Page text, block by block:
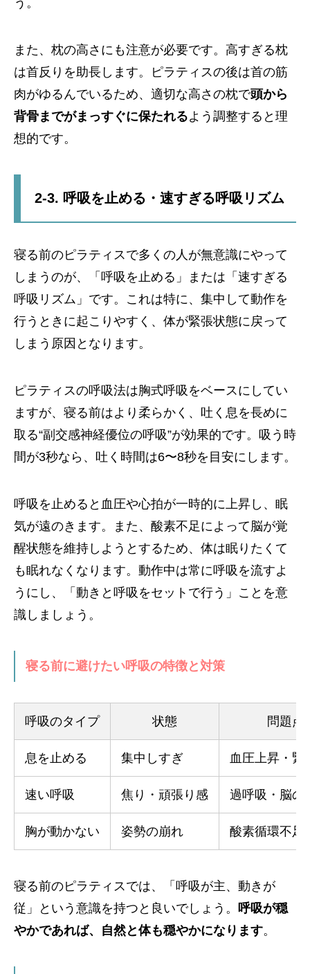
う。
また、枕の高さにも注意が必要です。高すぎる枕
は首反りを助長します。ピラティスの後は首の筋
肉がゆるんでいるため、適切な高さの枕で頭から
背骨までがまっすぐに保たれるよう調整すると理
想的です。
2-3. 呼吸を止める・速すぎる呼吸リズム
寝る前のピラティスで多くの人が無意識にやって
しまうのが、「呼吸を止める」または「速すぎる
呼吸リズム」です。これは特に、集中して動作を
行うときに起こりやすく、体が緊張状態に戻って
しまう原因となります。
ピラティスの呼吸法は胸式呼吸をベースにしてい
ますが、寝る前はより柔らかく、吐く息を長めに
取る“副交感神経優位の呼吸”が効果的です。吸う時
間が3秒なら、吐く時間は6〜8秒を目安にします。
呼吸を止めると血圧や心拍が一時的に上昇し、眠
気が遠のきます。また、酸素不足によって脳が覚
醒状態を維持しようとするため、体は眠りたくて
も眠れなくなります。動作中は常に呼吸を流すよ
うにし、「動きと呼吸をセットで行う」ことを意
識しましょう。
寝る前に避けたい呼吸の特徴と対策
呼吸のタイプ 状態 問題点
息を止める 集中しすぎ 血圧上昇・緊
速い呼吸 焦り・頑張り感 過呼吸・脳の
胸が動かない 姿勢の崩れ 酸素循環不足
寝る前のピラティスでは、「呼吸が主、動きが
従」という意識を持つと良いでしょう。 呼吸が穏
やかであれば、自然と体も穏やかになります。